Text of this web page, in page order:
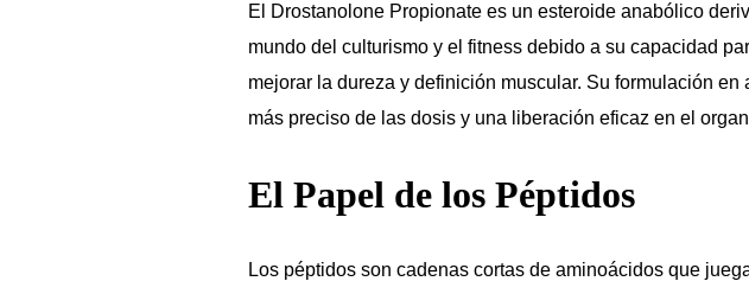
El Drostanolone Propionate es un esteroide anabólico
mundo del culturismo y el fitness debido a su capacidad
mejorar la dureza y definición muscular. Su formulación
más preciso de las dosis y una liberación eficaz en el
El Papel de los Péptidos
Los péptidos son cadenas cortas de aminoácidos que